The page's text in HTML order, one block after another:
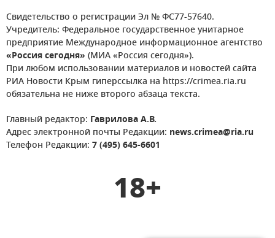
Свидетельство о регистрации Эл № ФС77-57640.
Учредитель: Федеральное государственное унитарное
предприятие Международное информационное агентство
«Россия сегодня» (МИА «Россия сегодня»).
При любом использовании материалов и новостей сайта
РИА Новости Крым гиперссылка на https://crimea.ria.ru
обязательна не ниже второго абзаца текста.
Главный редактор: Гаврилова А.В.
Адрес электронной почты Редакции: news.crimea@ria.ru
Телефон Редакции: 7 (495) 645-6601
18+